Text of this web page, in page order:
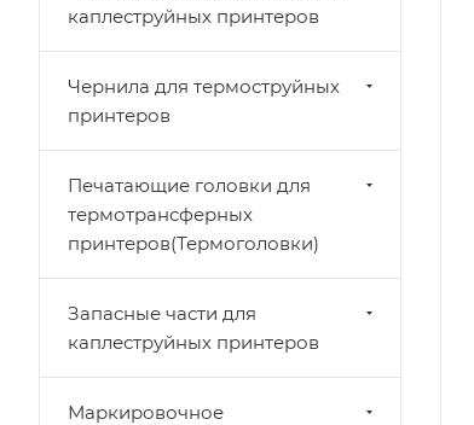
каплеструйных принтеров
Чернила для термоструйных
принтеров
Печатающие головки для
термотрансферных
принтеров(Термоголовки)
Запасные части для
каплеструйных принтеров
Маркировочное